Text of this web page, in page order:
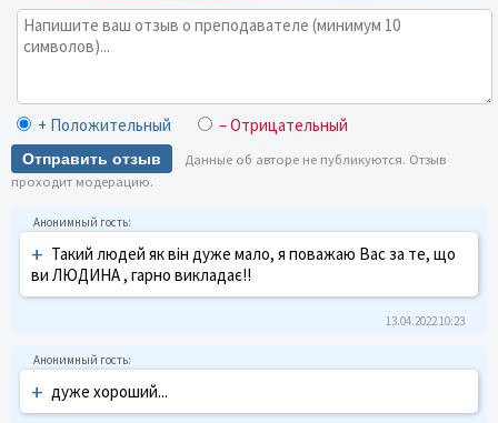
+ Положительный – Отрицательный
Отправить отзыв
Данные об авторе не публикуются. Отзыв
проходит модерацию.
+ Такий людей як він дуже мало, я поважаю Вас за те, що
ви ЛЮДИНА , гарно викладає!!
13.04.2022 10:23
+ дуже хороший...